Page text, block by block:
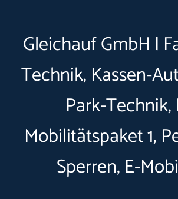
Gleichauf GmbH |
Technik, Kassen-
Park-Technik,
Mobilitätspaket 1,
Sperren, E-